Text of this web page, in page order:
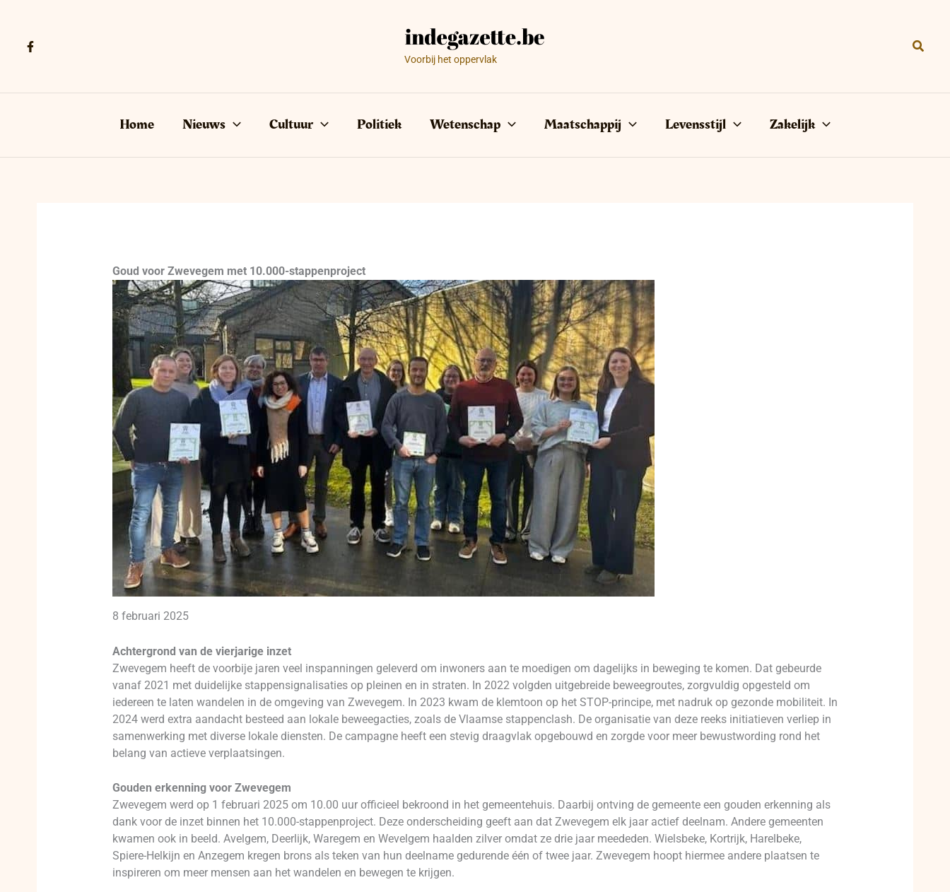
Voorbij het oppervlak
Home Nieuws Cultuur Politiek Wetenschap Maatschappij Levensstijl Zakelijk
Goud voor Zwevegem met 10.000-stappenproject
8 februari 2025
Achtergrond van de vierjarige inzet
Zwevegem heeft de voorbije jaren veel inspanningen geleverd om inwoners aan te moedigen om dagelijks in beweging te komen. Dat gebeurde
vanaf 2021 met duidelijke stappensignalisaties op pleinen en in straten. In 2022 volgden uitgebreide beweegroutes, zorgvuldig opgesteld om
iedereen te laten wandelen in de omgeving van Zwevegem. In 2023 kwam de klemtoon op het STOP-principe, met nadruk op gezonde mobiliteit. In
2024 werd extra aandacht besteed aan lokale beweegacties, zoals de Vlaamse stappenclash. De organisatie van deze reeks initiatieven verliep in
samenwerking met diverse lokale diensten. De campagne heeft een stevig draagvlak opgebouwd en zorgde voor meer bewustwording rond het
belang van actieve verplaatsingen.
Gouden erkenning voor Zwevegem
Zwevegem werd op 1 februari 2025 om 10.00 uur officieel bekroond in het gemeentehuis. Daarbij ontving de gemeente een gouden erkenning als
dank voor de inzet binnen het 10.000-stappenproject. Deze onderscheiding geeft aan dat Zwevegem elk jaar actief deelnam. Andere gemeenten
kwamen ook in beeld. Avelgem, Deerlijk, Waregem en Wevelgem haalden zilver omdat ze drie jaar meededen. Wielsbeke, Kortrijk, Harelbeke,
Spiere-Helkijn en Anzegem kregen brons als teken van hun deelname gedurende één of twee jaar. Zwevegem hoopt hiermee andere plaatsen te
inspireren om meer mensen aan het wandelen en bewegen te krijgen.